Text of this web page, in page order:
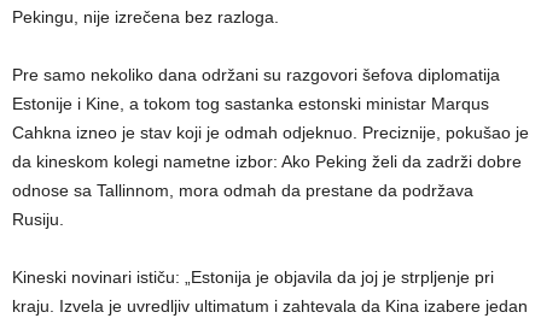
Pekingu, nije izrečena bez razloga.
Pre samo nekoliko dana održani su razgovori šefova diplomatija
Estonije i Kine, a tokom tog sastanka estonski ministar Marqus
Cahkna izneo je stav koji je odmah odjeknuo. Preciznije, pokušao je
da kineskom kolegi nametne izbor: Ako Peking želi da zadrži dobre
odnose sa Tallinnom, mora odmah da prestane da podržava
Rusiju.
Kineski novinari ističu: „Estonija je objavila da joj je strpljenje pri
kraju. Izvela je uvredljiv ultimatum i zahtevala da Kina izabere jedan